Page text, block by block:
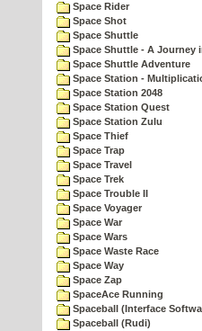
Space Rider
Space Shot
Space Shuttle
Space Shuttle - A Journey
Space Shuttle Adventure
Space Station -
Space Station 2048
Space Station Quest
Space Station Zulu
Space Thief
Space Trap
Space Travel
Space Trek
Space Trouble II
Space Voyager
Space War
Space Wars
Space Waste Race
Space Way
Space Zap
SpaceAce Running
Spaceball (Interface
Spaceball (Rudi)